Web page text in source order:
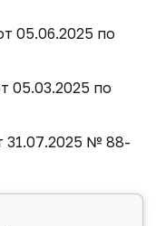
05.06.2025 по
05.03.2025 по
31.07.2025 № 88-